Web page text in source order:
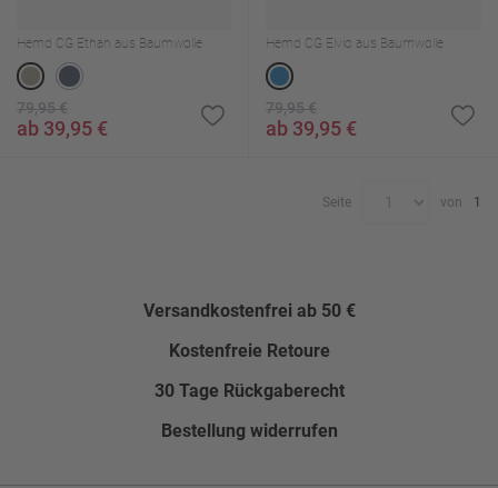
Hemd CG Ethan aus Baumwolle
79,95 €
ab 39,95 €
Hemd CG Elvio aus Baumwolle
79,95 €
ab 39,95 €
Seite von 1
Versandkostenfrei ab 50 €
Kostenfreie Retoure
30 Tage Rückgaberecht
Bestellung widerrufen